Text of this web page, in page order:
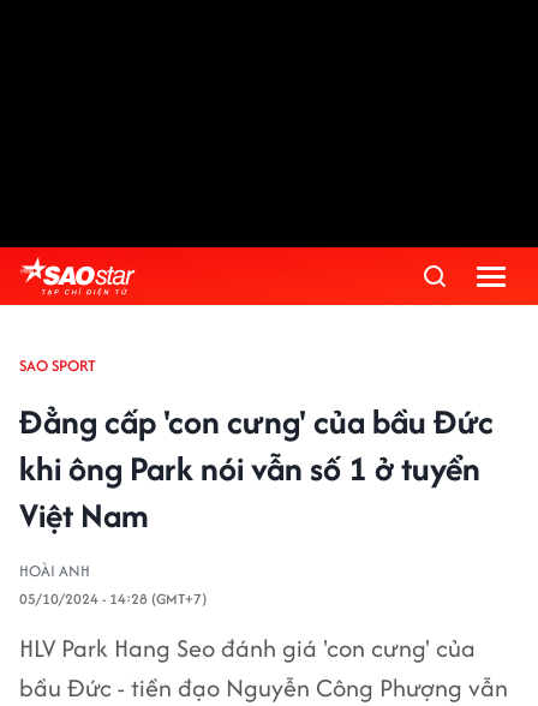
SAO SPORT
Đẳng cấp 'con cưng' của bầu Đức
khi ông Park nói vẫn số 1 ở tuyển
Việt Nam
HOÀI ANH
05/10/2024 - 14:28 (GMT+7)
HLV Park Hang Seo đánh giá 'con cưng' của
bầu Đức - tiền đạo Nguyễn Công Phượng vẫn